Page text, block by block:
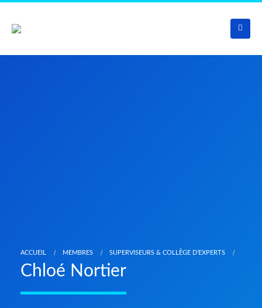
ACCUEIL MEMBRES SUPERVISEURS & COLLÈGE D’EXPERTS
Chloé Nortier